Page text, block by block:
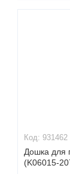
931462
Дошка для
(K06015-